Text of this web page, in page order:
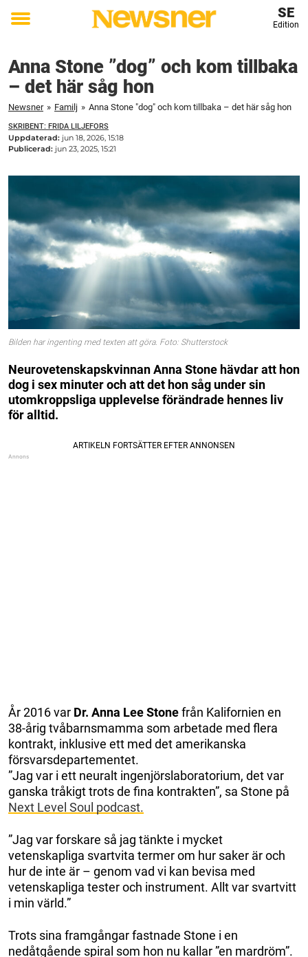
Toggle
SE
Edition
Anna Stone ”dog” och kom tillbaka
– det här såg hon
Newsner » Familj » Anna Stone "dog" och kom tillbaka – det här såg hon
SKRIBENT: FRIDA LILJEFORS
Uppdaterad: jun 18, 2026, 15:18
Publicerad: jun 23, 2025, 15:21
Bilden har ingenting med texten att göra. Foto: Shutterstock
Neurovetenskapskvinnan Anna Stone hävdar att hon
dog i sex minuter och att det hon såg under sin
utomkroppsliga upplevelse förändrade hennes liv
för alltid.
År 2016 var Dr. Anna Lee Stonefrån Kalifornien en
38-årig tvåbarnsmamma som arbetade med flera
kontrakt, inklusive ett med det amerikanska
försvarsdepartementet.
”Jag var i ett neuralt ingenjörslaboratorium, det var
ganska tråkigt trots de fina kontrakten”, sa Stone på
Next Level Soul podcast.
”Jag var forskare så jag tänkte i mycket
vetenskapliga svartvita termer om hur saker är och
hur de inte är – genom vad vi kan bevisa med
vetenskapliga tester och instrument. Allt var svartvitt
i min värld.”
Trots sina framgångar fastnade Stone i en
nedåtgående spiral som hon nu kallar ”en mardröm”.